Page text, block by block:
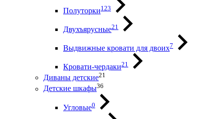
Полуторки123
Двухъярусные21
Выдвижные кровати для двоих7
Кровати-чердаки21
Диваны детские21
Детские шкафы36
Угловые0